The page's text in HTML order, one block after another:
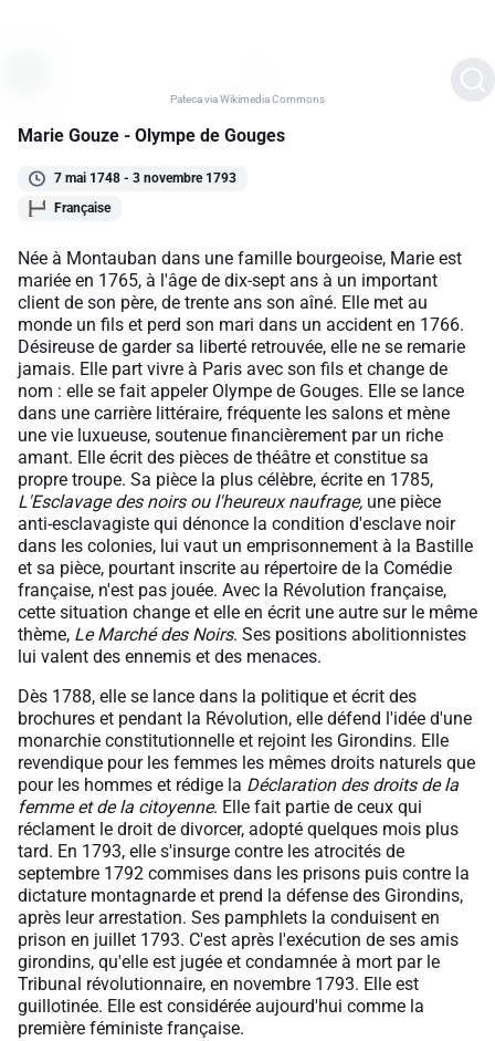
Pateca via Wikimedia Commons
Marie Gouze - Olympe de Gouges
7 mai 1748 - 3 novembre 1793
Française
Née à Montauban dans une famille bourgeoise, Marie est
mariée en 1765, à l'âge de dix-sept ans à un important
client de son père, de trente ans son aîné. Elle met au
monde un fils et perd son mari dans un accident en 1766.
Désireuse de garder sa liberté retrouvée, elle ne se remarie
jamais. Elle part vivre à Paris avec son fils et change de
nom : elle se fait appeler Olympe de Gouges. Elle se lance
dans une carrière littéraire, fréquente les salons et mène
une vie luxueuse, soutenue financièrement par un riche
amant. Elle écrit des pièces de théâtre et constitue sa
propre troupe. Sa pièce la plus célèbre, écrite en 1785,
L'Esclavage des noirs ou l'heureux naufrage, une pièce
anti-esclavagiste qui dénonce la condition d'esclave noir
dans les colonies, lui vaut un emprisonnement à la Bastille
et sa pièce, pourtant inscrite au répertoire de la Comédie
française, n'est pas jouée. Avec la Révolution française,
cette situation change et elle en écrit une autre sur le même
thème, Le Marché des Noirs. Ses positions abolitionnistes
lui valent des ennemis et des menaces.
Dès 1788, elle se lance dans la politique et écrit des
brochures et pendant la Révolution, elle défend l'idée d'une
monarchie constitutionnelle et rejoint les Girondins. Elle
revendique pour les femmes les mêmes droits naturels que
pour les hommes et rédige la Déclaration des droits de la
femme et de la citoyenne. Elle fait partie de ceux qui
réclament le droit de divorcer, adopté quelques mois plus
tard. En 1793, elle s'insurge contre les atrocités de
septembre 1792 commises dans les prisons puis contre la
dictature montagnarde et prend la défense des Girondins,
après leur arrestation. Ses pamphlets la conduisent en
prison en juillet 1793. C'est après l'exécution de ses amis
girondins, qu'elle est jugée et condamnée à mort par le
Tribunal révolutionnaire, en novembre 1793. Elle est
guillotinée. Elle est considérée aujourd'hui comme la
première féministe française.